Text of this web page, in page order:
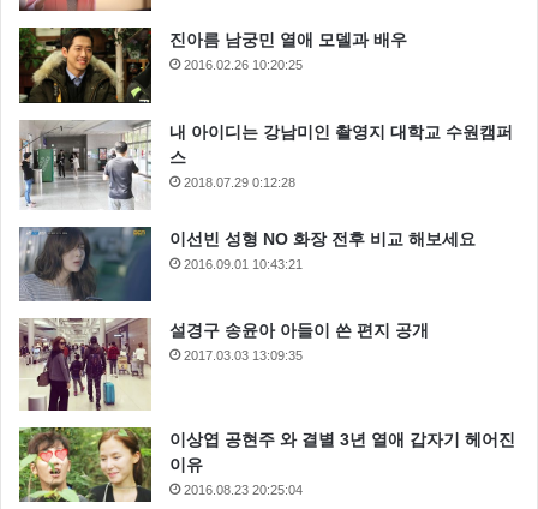
진아름 남궁민 열애 모델과 배우
2016.02.26 10:20:25
내 아이디는 강남미인 촬영지 대학교 수원캠퍼
스
2018.07.29 0:12:28
이선빈 성형 NO 화장 전후 비교 해보세요
2016.09.01 10:43:21
설경구 송윤아 아들이 쓴 편지 공개
2017.03.03 13:09:35
이상엽 공현주 와 결별 3년 열애 갑자기 헤어진
이유
2016.08.23 20:25:04